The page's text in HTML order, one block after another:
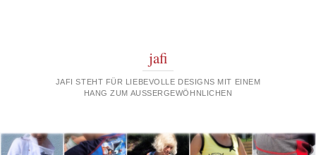
jafi
JAFI STEHT FÜR LIEBEVOLLE DESIGNS MIT EINEM
HANG ZUM AUSSERGEWÖHNLICHEN